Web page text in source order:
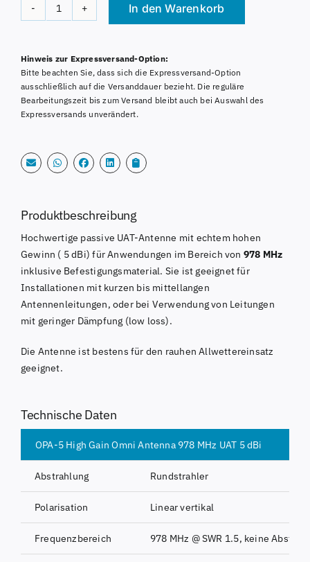
OPA-
Gain
Antenne
978
MHz
Menge
In den Warenkorb
Hinweis zur Expressversand-Option:
Bitte beachten Sie, dass sich die Expressversand-Option
ausschließlich auf die Versanddauer bezieht. Die reguläre
Bearbeitungszeit bis zum Versand bleibt auch bei Auswahl des
Expressversands unverändert.
Produktbeschreibung
Hochwertige passive UAT-Antenne mit echtem hohen
Gewinn ( 5 dBi) für Anwendungen im Bereich von 978 MHz
inklusive Befestigungsmaterial. Sie ist geeignet für
Installationen mit kurzen bis mittellangen
Antennenleitungen, oder bei Verwendung von Leitungen
mit geringer Dämpfung (low loss).
Die Antenne ist bestens für den rauhen Allwettereinsatz
geeignet.
Technische Daten
OPA-5 High Gain Omni Antenna 978 MHz UAT 5 dBi
Abstrahlung Rundstrahler
Polarisation Linear vertikal
Frequenzbereich 978 MHz @ SWR 1.5, keine